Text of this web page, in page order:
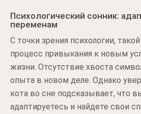
Психологический сонник:
переменам
С точки зрения психологии,
процесс привыкания к новым
жизни. Отсутствие хвоста
опыта в новом деле. Однако
кота во сне подсказывает, что
адаптируетесь и найдете свои